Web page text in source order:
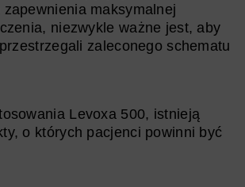
maksymalnej
niezwykle ważne jest, aby
zaleconego schematu
Levoxa 500, istnieją
o których pacjenci powinni być